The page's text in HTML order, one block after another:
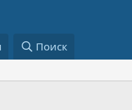
Поиск